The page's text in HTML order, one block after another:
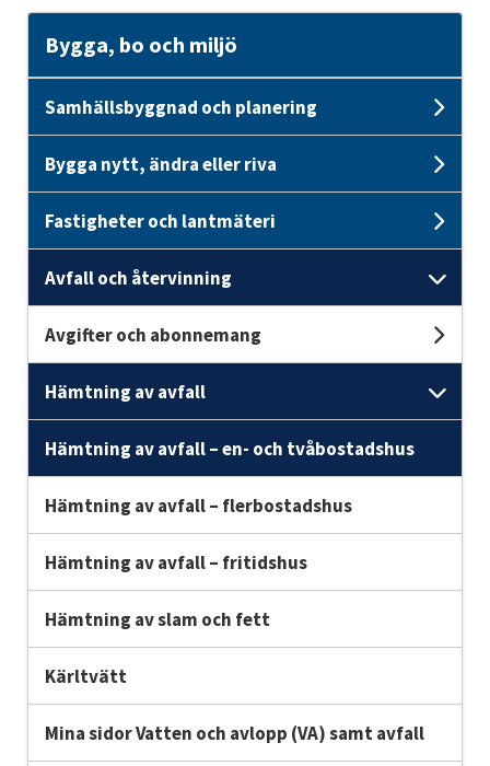
Bygga, bo och miljö
Samhällsbyggnad och planering
Bygga nytt, ändra eller riva
Fastigheter och lantmäteri
Avfall och återvinning
Avgifter och abonnemang
Hämtning av avfall
Hämtning av avfall – en- och tvåbostadshus
Hämtning av avfall – flerbostadshus
Hämtning av avfall – fritidshus
Hämtning av slam och fett
Kärltvätt
Mina sidor Vatten och avlopp (VA) samt avfall